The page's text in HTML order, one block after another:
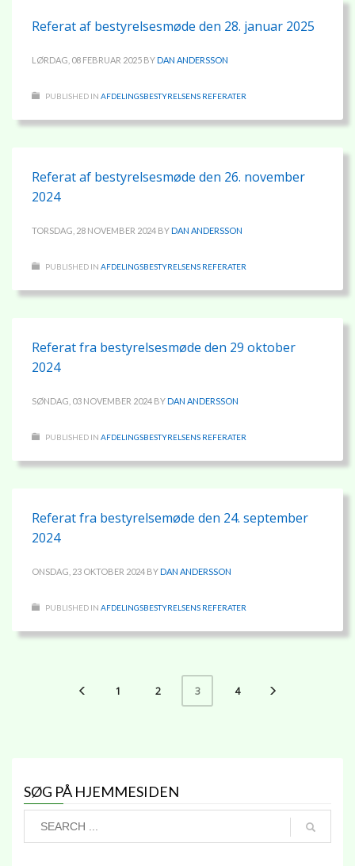
Referat af bestyrelsesmøde den 28. januar 2025
LØRDAG, 08 FEBRUAR 2025 BYDAN ANDERSSON
PUBLISHED IN AFDELINGSBESTYRELSENS REFERATER
Referat af bestyrelsesmøde den 26. november
2024
TORSDAG, 28 NOVEMBER 2024 BYDAN ANDERSSON
PUBLISHED IN AFDELINGSBESTYRELSENS REFERATER
Referat fra bestyrelsesmøde den 29 oktober
2024
SØNDAG, 03 NOVEMBER 2024 BYDAN ANDERSSON
PUBLISHED IN AFDELINGSBESTYRELSENS REFERATER
Referat fra bestyrelsemøde den 24. september
2024
ONSDAG, 23 OKTOBER 2024 BYDAN ANDERSSON
PUBLISHED IN AFDELINGSBESTYRELSENS REFERATER
1 2 3 4
SØG PÅ HJEMMESIDEN